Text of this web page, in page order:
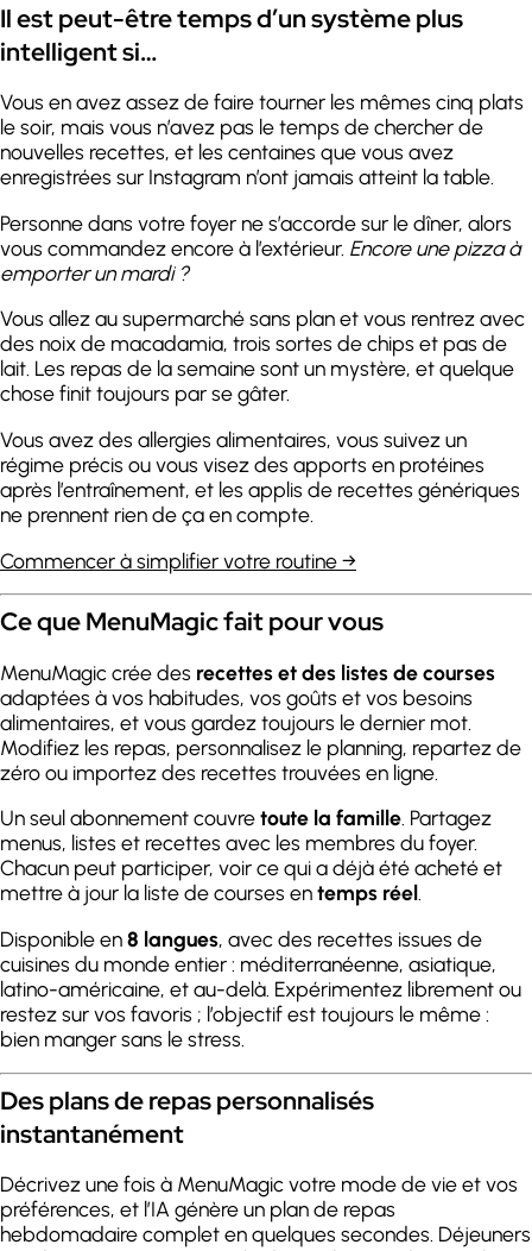
Il est peut-être temps d’un système plus
intelligent si…
Vous en avez assez de faire tourner les mêmes cinq plats
le soir, mais vous n’avez pas le temps de chercher de
nouvelles recettes, et les centaines que vous avez
enregistrées sur Instagram n’ont jamais atteint la table.
Personne dans votre foyer ne s’accorde sur le dîner, alors
vous commandez encore à l’extérieur. Encore une pizza à
emporter un mardi ?
Vous allez au supermarché sans plan et vous rentrez avec
des noix de macadamia, trois sortes de chips et pas de
lait. Les repas de la semaine sont un mystère, et quelque
chose finit toujours par se gâter.
Vous avez des allergies alimentaires, vous suivez un
régime précis ou vous visez des apports en protéines
après l’entraînement, et les applis de recettes génériques
ne prennent rien de ça en compte.
Commencer à simplifier votre routine →
Ce que MenuMagic fait pour vous
MenuMagic crée des recettes et des listes de courses
adaptées à vos habitudes, vos goûts et vos besoins
alimentaires, et vous gardez toujours le dernier mot.
Modifiez les repas, personnalisez le planning, repartez de
zéro ou importez des recettes trouvées en ligne.
Un seul abonnement couvretoute la famille. Partagez
menus, listes et recettes avec les membres du foyer.
Chacun peut participer, voir ce qui a déjà été acheté et
mettre à jour la liste de courses entemps réel.
Disponible en8 langues, avec des recettes issues de
cuisines du monde entier : méditerranéenne, asiatique,
latino-américaine, et au-delà. Expérimentez librement ou
restez sur vos favoris ; l’objectif est toujours le même :
bien manger sans le stress.
Des plans de repas personnalisés
instantanément
Décrivez une fois à MenuMagic votre mode de vie et vos
préférences, et l’IA génère un plan de repas
hebdomadaire complet en quelques secondes. Déjeuners